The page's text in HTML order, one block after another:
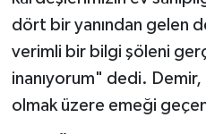
dört bir yanından gelen
verimli bir bilgi şöleni
inanıyorum" dedi.
olmak üzere emeği